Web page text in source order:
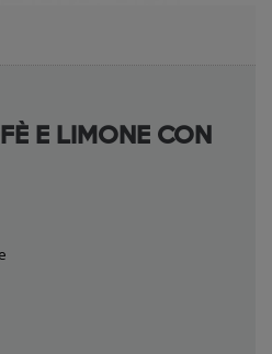
E LIMONE CON